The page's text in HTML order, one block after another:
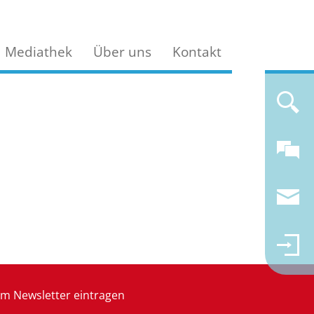
Mediathek Über uns Kontakt
Newsletter eintragen